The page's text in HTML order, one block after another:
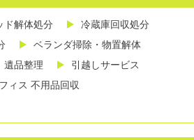
ド解体処分
冷蔵庫回収処分
ベランダ掃除・物置解体
遺品整理
引越しサービス
ィス 不用品回収